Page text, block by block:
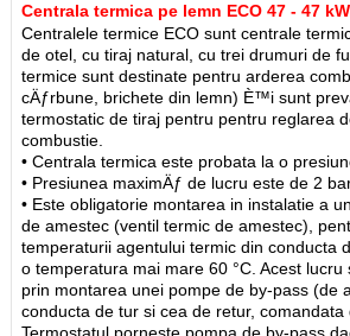
Centrala termica pe lemn ECO 47 - 47 kW
Centralele termice ECO sunt centrale
de otel, cu tiraj natural, cu trei drumuri de
termice sunt destinate pentru arderea
cÄƒrbune, brichete din lemn) È™i sunt
termostatic de tiraj pentru pentru reglarea
combustie.
• Centrala termica este probata la o
• Presiunea maximÄƒ de lucru este de 2
• Este obligatorie montarea in instalatie a
de amestec (ventil termic de amestec),
temperaturii agentului termic din conducta
o temperatura mai mare 60 °C. Acest lucru
prin montarea unei pompe de by-pass (de
conducta de tur si cea de retur, comandata
Termostatul porneste pompa de by-pass